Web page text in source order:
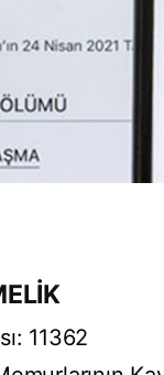
11362